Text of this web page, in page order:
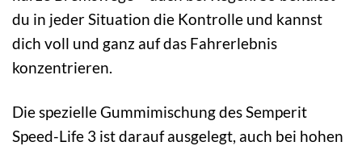
du in jeder Situation die Kontrolle und kannst
dich voll und ganz auf das Fahrerlebnis
konzentrieren.
Die spezielle Gummimischung des Semperit
Speed-Life 3 ist darauf ausgelegt, auch bei hohen